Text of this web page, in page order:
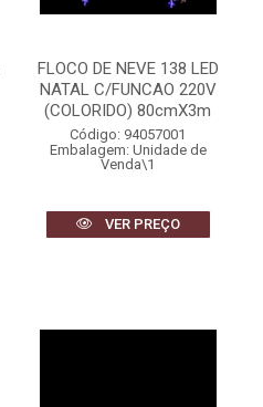
FLOCO DE NEVE 138 LED
NATAL C/FUNCAO 220V
(COLORIDO) 80cmX3m
Código: 94057001
Embalagem: Unidade de
Venda\1
VER PREÇO